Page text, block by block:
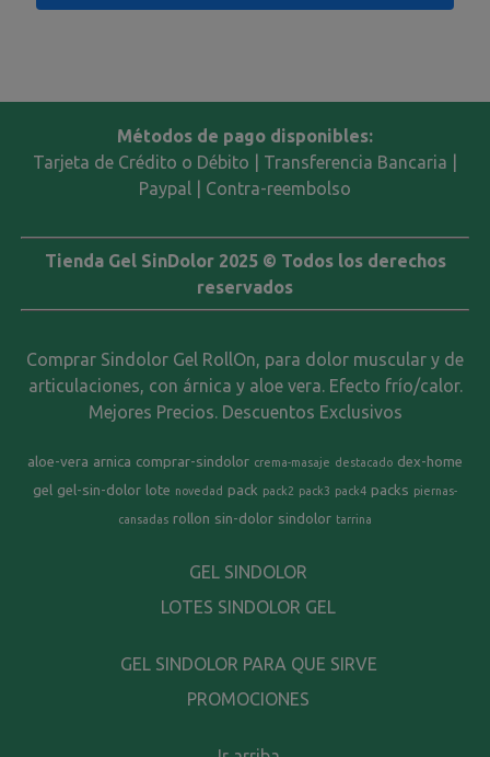
Métodos de pago disponibles:
Tarjeta de Crédito o Débito | Transferencia Bancaria |
Paypal | Contra-reembolso
Tienda Gel SinDolor 2025 © Todos los derechos
reservados
Comprar Sindolor Gel RollOn, para dolor muscular y de
articulaciones, con árnica y aloe vera. Efecto frío/calor.
Mejores Precios. Descuentos Exclusivos
aloe-vera arnica comprar-sindolor crema-masaje destacado dex-home
gel gel-sin-dolor lote novedad pack pack2 pack3 pack4 packs piernas-
cansadas rollon sin-dolor sindolor tarrina
GEL SINDOLOR
LOTES SINDOLOR GEL
GEL SINDOLOR PARA QUE SIRVE
PROMOCIONES